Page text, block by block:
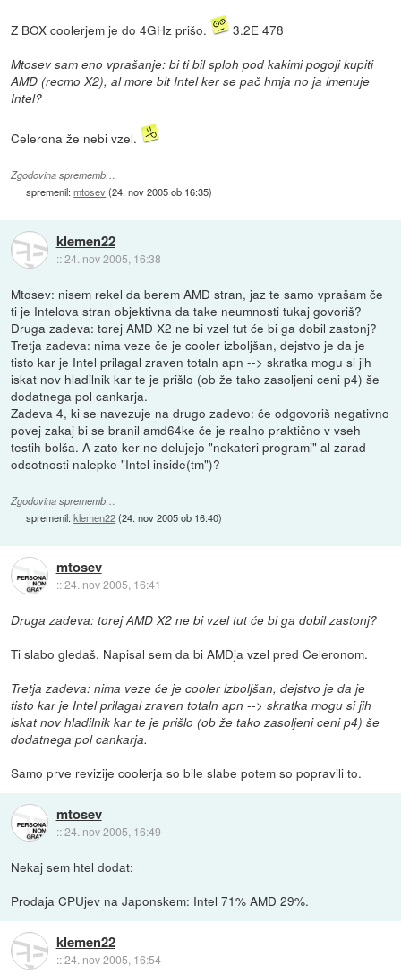
Z BOX coolerjem je do 4GHz prišo. 3.2E 478
Mtosev sam eno vprašanje: bi ti bil sploh pod kakimi pogoji kupiti
AMD (recmo X2), al more bit Intel ker se pač hmja no ja imenuje
Intel?
Celerona že nebi vzel.
Zgodovina sprememb…
spremenil:mtosev(24. nov 2005 ob 16:35)
klemen22
::24. nov 2005, 16:38
Mtosev: nisem rekel da berem AMD stran, jaz te samo vprašam če
ti je Intelova stran objektivna da take neumnosti tukaj govoriš?
Druga zadeva: torej AMD X2 ne bi vzel tut će bi ga dobil zastonj?
Tretja zadeva: nima veze če je cooler izboljšan, dejstvo je da je
tisto kar je Intel prilagal zraven totaln apn --> skratka mogu si jih
iskat nov hladilnik kar te je prišlo (ob že tako zasoljeni ceni p4) še
dodatnega pol cankarja.
Zadeva 4, ki se navezuje na drugo zadevo: če odgovoriš negativno
povej zakaj bi se branil amd64ke če je realno praktično v vseh
testih bolša. A zato ker ne delujejo "nekateri programi" al zarad
odsotnosti nalepke "Intel inside(tm")?
Zgodovina sprememb…
spremenil:klemen22(24. nov 2005 ob 16:40)
mtosev
::24. nov 2005, 16:41
Druga zadeva: torej AMD X2 ne bi vzel tut će bi ga dobil zastonj?
Ti slabo gledaš. Napisal sem da bi AMDja vzel pred Celeronom.
Tretja zadeva: nima veze če je cooler izboljšan, dejstvo je da je
tisto kar je Intel prilagal zraven totaln apn --> skratka mogu si jih
iskat nov hladilnik kar te je prišlo (ob že tako zasoljeni ceni p4) še
dodatnega pol cankarja.
Samo prve revizije coolerja so bile slabe potem so popravili to.
mtosev
::24. nov 2005, 16:49
Nekaj sem htel dodat:
Prodaja CPUjev na Japonskem: Intel 71% AMD 29%.
klemen22
::24. nov 2005, 16:54